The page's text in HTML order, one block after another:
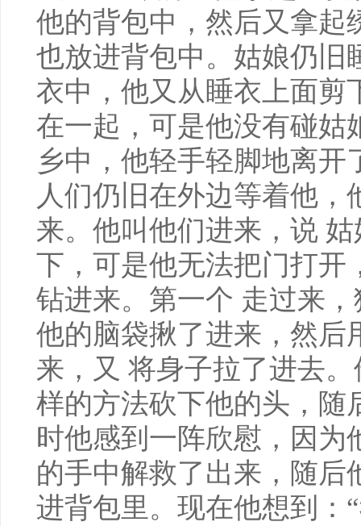
他的背包中，然后又拿起
也放进背包中。姑娘仍旧
衣中，他又从睡衣上面剪
在一起，可是他没有碰姑
乡中，他轻手轻脚地离
人们仍旧在外边等着他
来。他叫他们进来，说
下，可是他无法把门打开
钻进来。第一个 走过来
他的脑袋揪了进来，然后
来，又 将身子拉了进去
样的方法砍下他的头，随
时他感到一阵欣慰，因为
的手中解救了出来，随后
进背包里。现在他想到：